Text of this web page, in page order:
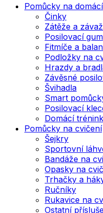
Pomůcky na
Činky
Zátěže a
Posilovací
Fitmíče a
Podložky na
Hrazdy a
Závěsné
Švihadla
Smart
Posilovací
Domácí
Pomůcky na cvičení
Šejkry
Sportovní
Bandáže na
Opasky na
Trhačky a
Ručníky
Rukavice na
Ostatní